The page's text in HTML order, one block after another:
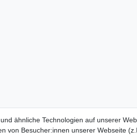
ähnliche Technologien auf unserer
von Besucher:innen unserer Webseite